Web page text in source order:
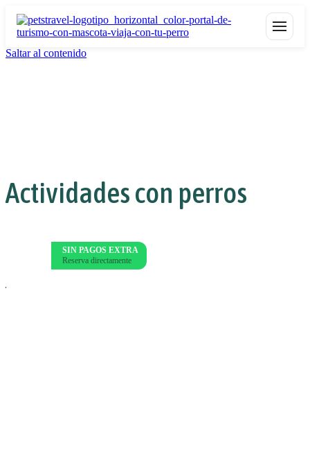
Saltar al contenido
Actividades con perros
SIN PAGOS EXTRA
Reserva directamente